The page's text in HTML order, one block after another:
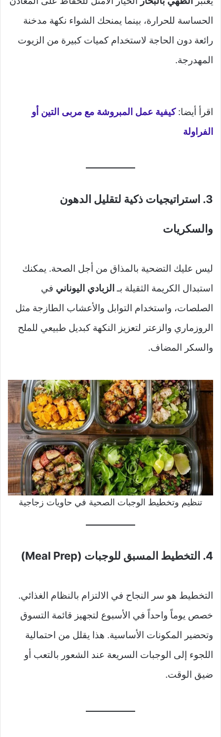
الحساسة للحرارة، بينما يمنحك الشواء نكهة مدخنة
رائعة دون الحاجة لاستخدام كميات كبيرة من الزيوت
المهدرجة.
اقرأ أيضا:كيفية عمل المبروشة مع مربى التين أو
الفراولة
3. استراتيجيات ذكية لتقليل الدهون
والسكريات
ليس عليك التضحية بالمذاق من أجل الصحة. يمكنك
استبدال الكريمة الثقيلة بـ الزبادي اليوناني في
الصلصات، واستخدام التوابل والأعشاب الطازجة مثل
الروزماري والزعتر لتعزيز النكهة كبديل طبيعي للملح
والسكر المضاف.
تنظيم وتخطيط الوجبات الصحية في حاويات زجاجية
4. التخطيط المسبق للوجبات (Meal Prep)
التخطيط هو سر النجاح في الالتزام بالنظام الغذائي.
خصص يوماً واحداً في الأسبوع لتجهيز قائمة التسوق
وتحضير المكونات الأساسية. هذا يقلل من احتمالية
اللجوء إلى الوجبات السريعة عند الشعور بالتعب أو
ضيق الوقت.